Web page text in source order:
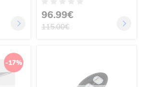
XJ801
96.99€
115.00€
-17%